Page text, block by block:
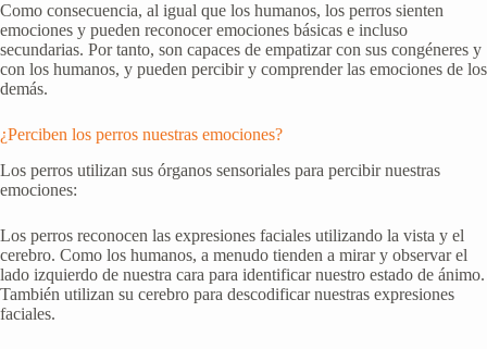
Como consecuencia, al igual que los humanos, los perros sienten
emociones y pueden reconocer emociones básicas e incluso
secundarias. Por tanto, son capaces de empatizar con sus congéneres y
con los humanos, y pueden percibir y comprender las emociones de los
demás.
¿Perciben los perros nuestras emociones?
Los perros utilizan sus órganos sensoriales para percibir nuestras
emociones:
Los perros reconocen las expresiones faciales utilizando la vista y el
cerebro. Como los humanos, a menudo tienden a mirar y observar el
lado izquierdo de nuestra cara para identificar nuestro estado de ánimo.
También utilizan su cerebro para descodificar nuestras expresiones
faciales.